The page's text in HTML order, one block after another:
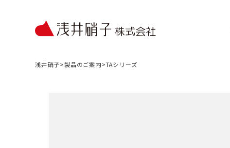
浅井硝子>製品のご案内>TAシリーズ